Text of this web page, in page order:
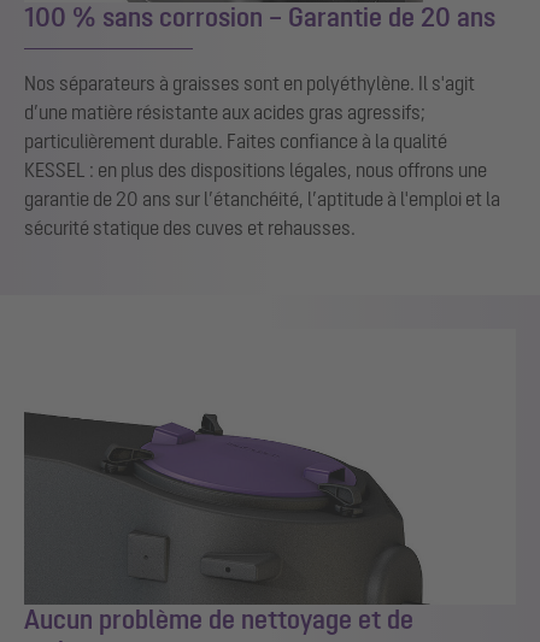
100 % sans corrosion – Garantie de 20 ans
Nos séparateurs à graisses sont en polyéthylène. Il s'agit
d’une matière résistante aux acides gras agressifs;
particulièrement durable. Faites confiance à la qualité
KESSEL : en plus des dispositions légales, nous offrons une
garantie de 20 ans sur l’étanchéité, l’aptitude à l'emploi et la
sécurité statique des cuves et rehausses.
Aucun problème de nettoyage et de